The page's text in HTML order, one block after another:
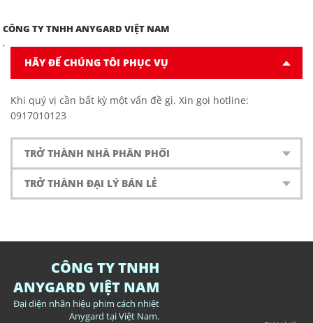
CÔNG TY TNHH ANYGARD VIỆT NAM
,
HÃY ĐỂ CHÚNG TÔI PHỤC VỤ
Khi quý vị cần bất kỳ một vấn đề gì. Xin gọi hotline:
0917010123
TRỞ THÀNH NHÀ PHÂN PHỐI
TRỞ THÀNH ĐẠI LÝ BÁN LẺ
CÔNG TY TNHH
ANYGARD VIỆT NAM
Đại diện nhãn hiệu phim cách nhiệt
Anygard tại Việt Nam.